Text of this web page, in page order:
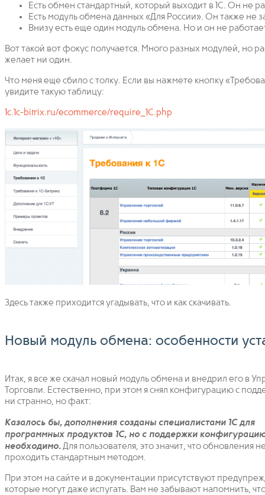
Есть обмен стандартный, который выходит в 1С. Он не
Есть модуль обмена данных «Для России». Он также не
Внизу есть еще один модуль обмена. Но и он не
Вот такой вот фокус получается. Много разных модулей, но
желает ни один.
Что меня еще сбило с толку. Если вы нажмете кнопку
увидите такую таблицу:
1c.1c-bitrix.ru/ecommerce/require_1C.php
Здесь также приходится угадывать, что и как скачивать.
Новый модуль обмена: особенности
Итак, я все же скачал новый модуль обмена и внедрил его в
Торговли. Естественно, при этом я снял конфигурацию с
ни странно, но факт:
Казалось бы, дополнения созданы специалистами 1С для
программных продуктов 1С, но с поддержки
необходимо.Для пользователя, это значит, что обновления
проходить стандартным методом.
При этом на сайте и в документации присутствуют
которые могут даже испугать. Вам не забывают напомнить,